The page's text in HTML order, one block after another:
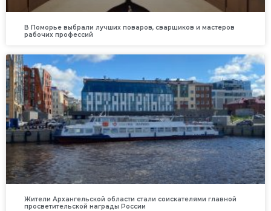
В Поморье выбрали лучших поваров, сварщиков и мастеров
рабочих профессий
Жители Архангельской области стали соискателями главной
просветительской награды России